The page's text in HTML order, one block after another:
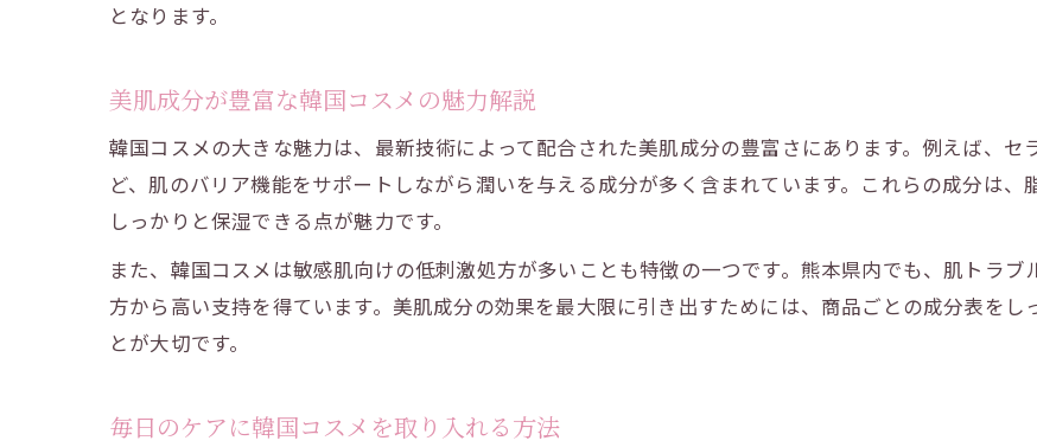
となります。
美肌成分が豊富な韓国コスメの魅力解説
韓国コスメの大きな魅力は、最新技術によって配合された美肌成分の豊富さにあります。例えば、セ
ど、肌のバリア機能をサポートしながら潤いを与える成分が多く含まれています。これらの成分は
しっかりと保湿できる点が魅力です。
また、韓国コスメは敏感肌向けの低刺激処方が多いことも特徴の一つです。熊本県内でも、肌トラ
方から高い支持を得ています。美肌成分の効果を最大限に引き出すためには、商品ごとの成分表を
とが大切です。
毎日のケアに韓国コスメを取り入れる方法